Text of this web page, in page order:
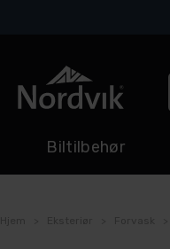
Biltilbehør